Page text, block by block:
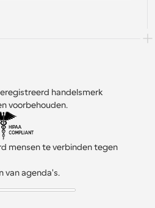
handelsmerk
voorbehouden.
mensen te verbinden tegen
van agenda's.